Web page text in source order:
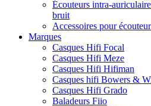
Écouteurs intra-
bruit
Accessoires pour
Marques
Casques Hifi Focal
Casques Hifi Meze
Casques Hifi Hifiman
Casques hifi Bowers &
Casques Hifi Grado
Baladeurs Fiio